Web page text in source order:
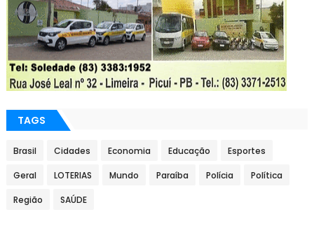
TAGS
Brasil Cidades Economia Educação Esportes
Geral LOTERIAS Mundo Paraíba Polícia Política
Região SAÚDE